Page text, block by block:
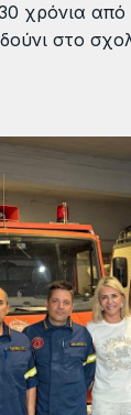
χρόνια
στο